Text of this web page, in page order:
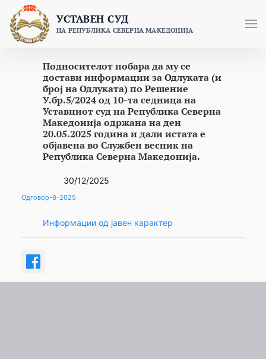
content
УСТАВЕН СУД
НА РЕПУБЛИКА СЕВЕРНА МАКЕДОНИЈА
Подносителот побара да му се
достави информации за Одлуката (и
број на Одлуката) по Решение
У.бр.5/2024 од 10-та седница на
Уставниот суд на Република Северна
Македонија одржана на ден
20.05.2025 година и дали истата е
објавена во Службен весник на
Република Северна Македонија.
30/12/2025
Одговор-8-2025
Информации од јавен карактер